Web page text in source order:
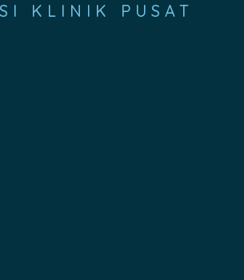
KLINIK PUSAT